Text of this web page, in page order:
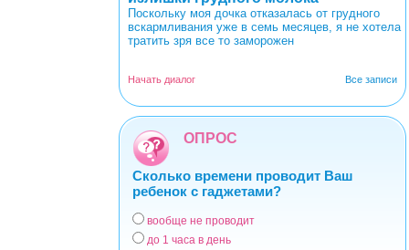
Поскольку моя дочка отказалась от грудного
вскармливания уже в семь месяцев, я не хотела
тратить зря все то заморожен
Все записи
Начать диалог
ОПРОС
Сколько времени проводит Ваш
ребенок с гаджетами?
Варианты
вообще не проводит
до 1 часа в день